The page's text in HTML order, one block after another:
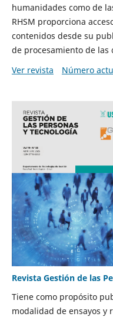
humanidades como de
RHSM proporciona
contenidos desde su
de procesamiento de
Ver revista
Número
Revista Gestión de las
Tiene como propósito
modalidad de ensayos y